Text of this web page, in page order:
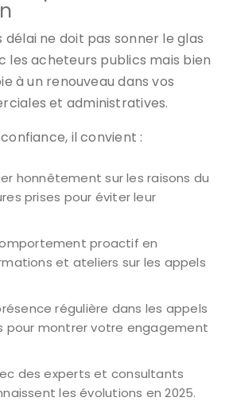
délai ne doit pas sonner le glas
les acheteurs publics mais bien
à un renouveau dans vos
et administratives.
il convient :
honnêtement sur les raisons du
prises pour éviter leur
proactif en
et ateliers sur les appels
régulière dans les appels
pour montrer votre engagement
des experts et consultants
les évolutions en 2025.